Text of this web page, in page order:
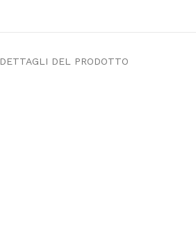
DETTAGLI DEL PRODOTTO